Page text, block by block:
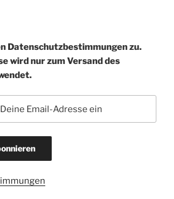
Datenschutzbestimmungen zu.
wird nur zum Versand des